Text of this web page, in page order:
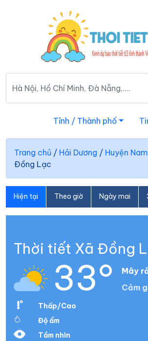
Tỉnh / Thành phố
Trang chủ / Hải Dương / Huyện
Đồng Lạc
Hiện tại Theo giờ Ngày mai
Thời tiết Xã Đồng
33°
Mây
Cảm
Thấp/Cao
Độ ẩm
Tầm nhìn